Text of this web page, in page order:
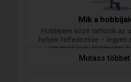
Mik a
Hobbijaim közé tartozik az
helyek felfedezése – legyen
várakról vagy történelmi
Szeretek autót vezetni, mert
Mutass többet